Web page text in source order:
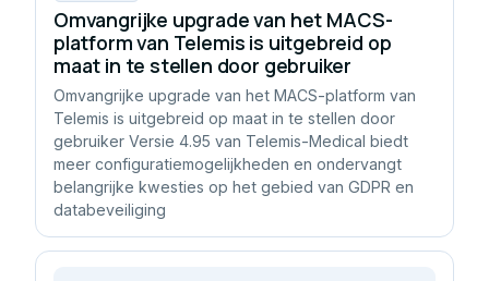
Omvangrijke upgrade van het MACS-
platform van Telemis is uitgebreid op
maat in te stellen door gebruiker
Omvangrijke upgrade van het MACS-platform van
Telemis is uitgebreid op maat in te stellen door
gebruiker Versie 4.95 van Telemis-Medical biedt
meer configuratiemogelijkheden en ondervangt
belangrijke kwesties op het gebied van GDPR en
databeveiliging